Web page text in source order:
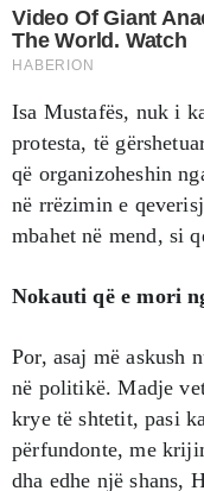
Isa Mustafës, nuk i
protesta, të
që organizoheshin
në rrëzimin e
mbahet në mend, si
Nokauti që e mori
Por, asaj më askush
në politikë. Madje
krye të shtetit, pasi
përfundonte, me
dha edhe një shans,